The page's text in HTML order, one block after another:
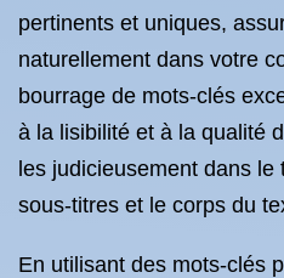
pertinents et uniques,
naturellement dans votre
bourrage de mots-clés
à la lisibilité et à la qualité
les judicieusement dans
sous-titres et le corps du
En utilisant des mots-clés